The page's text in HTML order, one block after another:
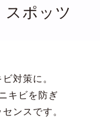
ポッツ
対策に。
キビを防ぎ
ンスです。